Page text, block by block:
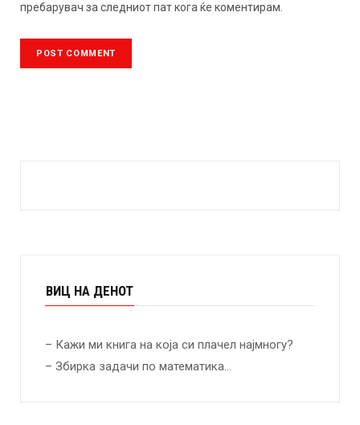
пребарувач за следниот пат кога ќе коментирам.
ВИЦ НА ДЕНОТ
– Кажи ми книга на која си плачел најмногу?
– Збирка задачи по математика…